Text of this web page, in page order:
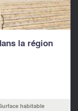
la région
habitable